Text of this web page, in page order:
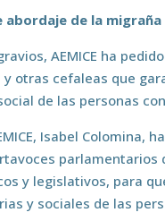
abordaje de la migraña
AEMICE ha
otras cefaleas que
de las personas
Isabel Colomina,
y legislativos, para
y sociales de las